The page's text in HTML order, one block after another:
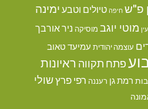
פ"ש חיפה טיולים וטבע ימינה
מוטי יוגב מוסיקה ניר אורבך
עוצמה יהודית עמיעד טאוב
פתח תקווה ראיונות
רמת גן רעננה רפי פרץשולי